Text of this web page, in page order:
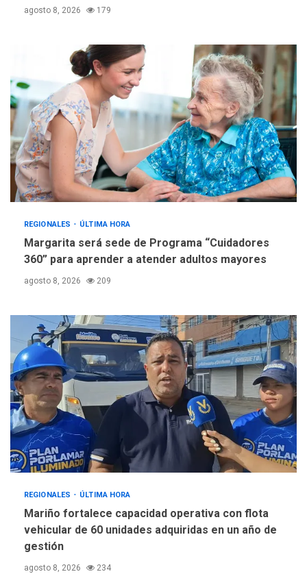
trabajan en diplomado para
creación y manejo de
estadísticas de turismo
agosto 8, 2026 179
REGIONALES ÚLTIMA HORA
Margarita será sede de Programa “Cuidadores
360” para aprender a atender adultos mayores
agosto 8, 2026 209
REGIONALES ÚLTIMA HORA
Mariño fortalece capacidad operativa con flota
vehicular de 60 unidades adquiridas en un año de
gestión
agosto 8, 2026 234